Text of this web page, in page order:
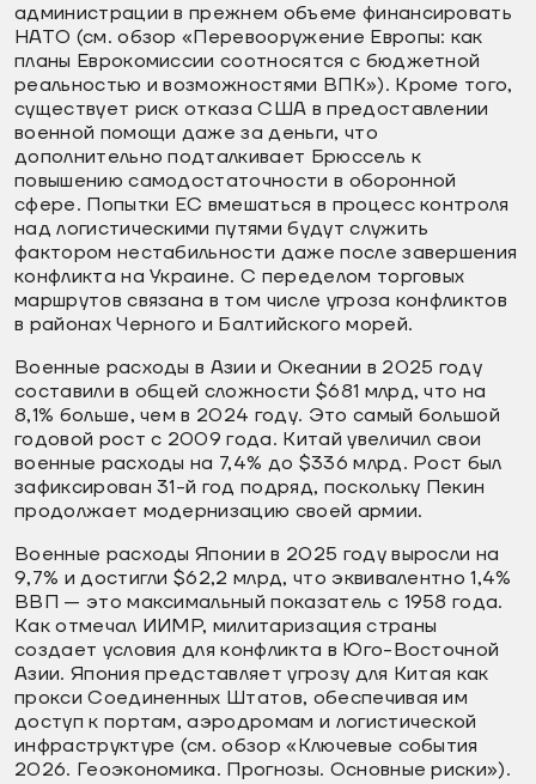
администрации в прежнем объеме финансировать
НАТО (см. обзор «Перевооружение Европы: как
планы Еврокомиссии соотносятся с бюджетной
реальностью и возможностями ВПК»). Кроме того,
существует риск отказа США в предоставлении
военной помощи даже за деньги, что
дополнительно подталкивает Брюссель к
повышению самодостаточности в оборонной
сфере. Попытки ЕС вмешаться в процесс контроля
над логистическими путями будут служить
фактором нестабильности даже после завершения
конфликта на Украине. С переделом торговых
маршрутов связана в том числе угроза конфликтов
в районах Черного и Балтийского морей.
Военные расходы в Азии и Океании в 2025 году
составили в общей сложности $681 млрд, что на
8,1% больше, чем в 2024 году. Это самый большой
годовой рост с 2009 года. Китай увеличил свои
военные расходы на 7,4% до $336 млрд. Рост был
зафиксирован 31-й год подряд, поскольку Пекин
продолжает модернизацию своей армии.
Военные расходы Японии в 2025 году выросли на
9,7% и достигли $62,2 млрд, что эквивалентно 1,4%
ВВП — это максимальный показатель с 1958 года.
Как отмечал ИИМР, милитаризация страны
создает условия для конфликта в Юго-Восточной
Азии. Япония представляет угрозу для Китая как
прокси Соединенных Штатов, обеспечивая им
доступ к портам, аэродромам и логистической
инфраструктуре (см. обзор «Ключевые события
2026. Геоэкономика. Прогнозы. Основные риски»).